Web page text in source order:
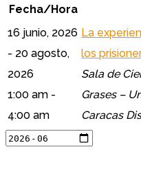
Fecha/Hora
16 junio, 2026
- 20 agosto,
2026
1:00 am -
4:00 am
La
los
Sala de
Grases –
Caracas